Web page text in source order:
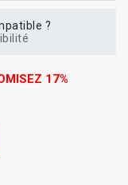
?
17%